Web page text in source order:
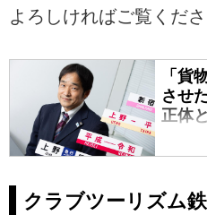
よろしければご覧くださ
「貨
させ
正体
企画
ットメ
クラブツーリズム